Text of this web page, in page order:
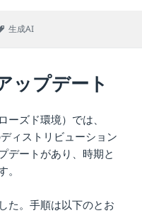
タ
生成AI
プデート
ーズド環境）では、
ィストリビューション
デートがあり、時期と
た。手順は以下のとお